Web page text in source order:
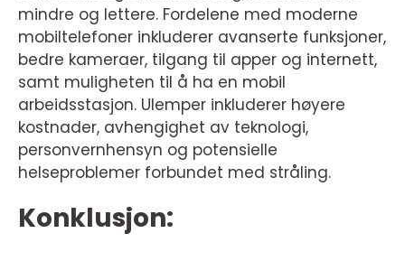
mindre og lettere. Fordelene med moderne
mobiltelefoner inkluderer avanserte funksjoner,
bedre kameraer, tilgang til apper og internett,
samt muligheten til å ha en mobil
arbeidsstasjon. Ulemper inkluderer høyere
kostnader, avhengighet av teknologi,
personvernhensyn og potensielle
helseproblemer forbundet med stråling.
Konklusjon: